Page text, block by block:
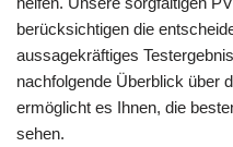
berücksichtigen die
aussagekräftiges
nachfolgende Überblick über
ermöglicht es Ihnen, die
sehen.